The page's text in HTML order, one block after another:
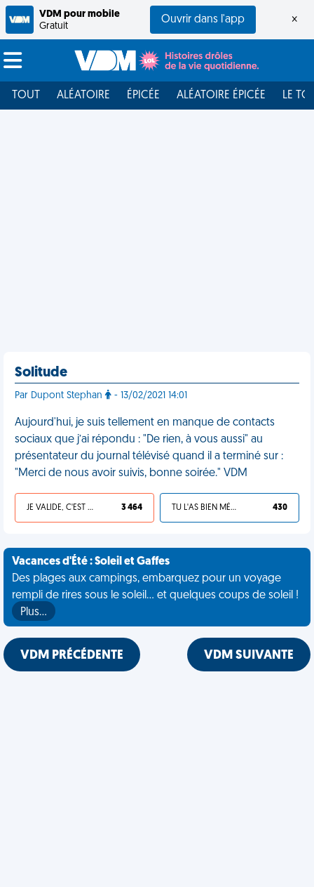
VDM pour mobile
Gratuit
Ouvrir dans l'app ×
TOUT ALÉATOIRE ÉPICÉE ALÉATOIRE ÉPICÉE LE
Solitude
Par Dupont Stephan - 13/02/2021 14:01
Aujourd'hui, je suis tellement en manque de contacts
sociaux que j’ai répondu : "De rien, à vous aussi" au
présentateur du journal télévisé quand il a terminé sur :
"Merci de nous avoir suivis, bonne soirée." VDM
JE VALIDE, C'EST UNE VDM 3 464 TU L'AS BIEN MÉRITÉ 430
Vacances d'Été : Soleil et Gaffes
Des plages aux campings, embarquez pour un voyage
rempli de rires sous le soleil... et quelques coups de soleil !
Plus…
VDM PRÉCÉDENTE VDM SUIVANTE